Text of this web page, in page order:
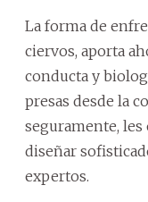
La forma de
ciervos, aporta
conducta y
presas desde la
seguramente,
diseñar
expertos.